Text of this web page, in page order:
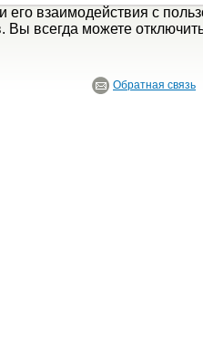
его взаимодействия с
Вы всегда можете
Обратная связь